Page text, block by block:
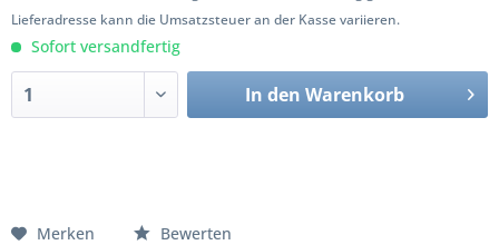
Lieferadresse kann die Umsatzsteuer an der Kasse variieren.
Sofort versandfertig
In den Warenkorb
Merken Bewerten